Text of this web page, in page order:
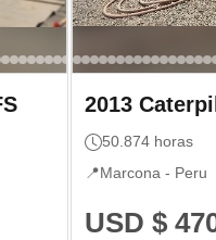
2013
50.874horas
📍Marcona - Peru
USD $